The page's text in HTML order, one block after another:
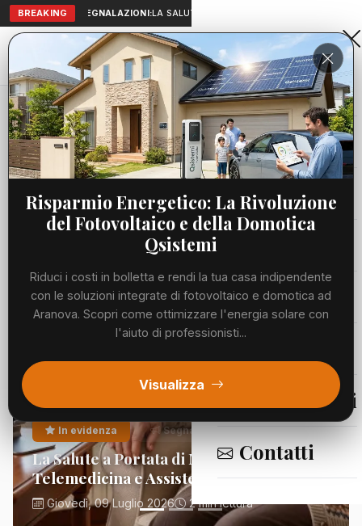
BREAKING SEGNALAZIONI:LA SALUTE A PORTATA DI MANO:
Aranova • NET
PORTALE UTILE AL TERRITORIO
Home
Cronaca
Viabilità
Meteo
Segnalazioni
Contatti
Risparmio Energetico: La Rivoluzione
del Fotovoltaico e della Domotica
Qsistemi
Riduci i costi in bolletta e rendi la tua casa indipendente
con le soluzioni integrate di fotovoltaico e domotica ad
Aranova. Scopri come ottimizzare l'energia solare con
l'aiuto di professionisti...
Visualizza
In evidenza Segnalazioni
La Salute a Portata di Mano:
Telemedicina e Assistenza Domiciliare
Giovedì, 09 Luglio 2026 2 min lettura